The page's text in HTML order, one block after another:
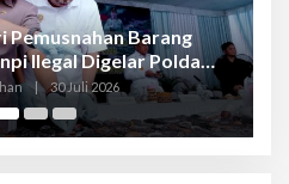
Barang
Ilegal Digelar Polda
30 Juli 2026